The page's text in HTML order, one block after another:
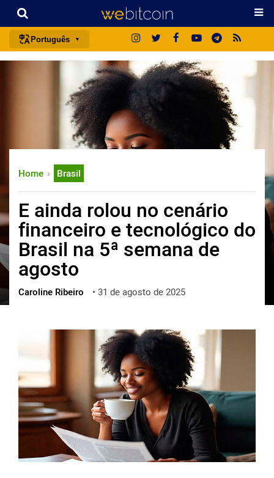
Português
português (BR)
español
français
日本語
русский
한국어
العربية
ไทย
ქართული
vietnamese
Home Brasil
E ainda rolou no cenário
financeiro e tecnológico do
Brasil na 5ª semana de
agosto
Caroline Ribeiro • 31 de agosto de 2025